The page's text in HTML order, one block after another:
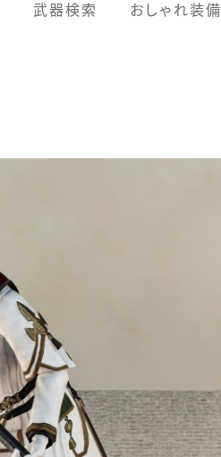
武器検索 おしゃれ装備
男女別デザイン
フルフェイス